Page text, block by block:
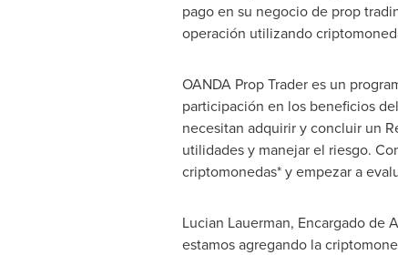
pago en su negocio de prop
operación utilizando
OANDA Prop Trader es un
participación en los beneficios
necesitan adquirir y concluir un
utilidades y manejar el riesgo.
criptomonedas* y empezar a
Lucian Lauerman, Encargado de
estamos agregando la